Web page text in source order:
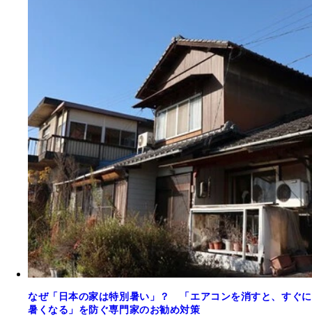
なぜ「日本の家は特別暑い」？ 「エアコンを消すと、すぐに
暑くなる」を防ぐ専門家のお勧め対策